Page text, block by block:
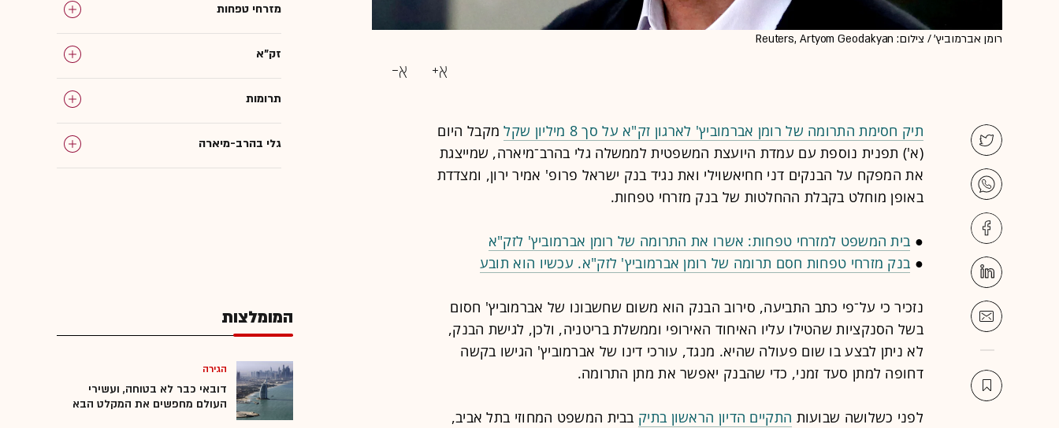
רומן אברמוביץ' / צילום: Reuters, Artyom Geodakyan
תיק חסימת התרומה של רומן אברמוביץ' לארגון זק"א על סך 8 מיליון שקל
מקבל היום
(א') תפנית נוספת עם עמדת היועצת המשפטית לממשלה גלי בהרב־מיארה, שמייצגת
את המפקח על הבנקים דני חחיאשוילי ואת נגיד בנק ישראל פרופ' אמיר ירון, ומצדדת
באופן מוחלט בקבלת ההחלטות של בנק מזרחי טפחות.
● בית המשפט למזרחי טפחות: אשרו את התרומה של רומן אברמוביץ' לזק"א
● בנק מזרחי טפחות חסם תרומה של רומן אברמוביץ' לזק"א. עכשיו הוא תובע
נזכיר כי על־פי כתב התביעה, סירוב הבנק הוא משום שחשבונו של אברמוביץ' חסום
בשל הסנקציות שהטילו עליו האיחוד האירופי וממשלת בריטניה, ולכן, לגישת הבנק,
לא ניתן לבצע בו שום פעולה שהיא. מנגד, עורכי דינו של אברמוביץ' הגישו בקשה
דחופה למתן סעד זמני, כדי שהבנק יאפשר את מתן התרומה.
לפני כשלושה שבועות התקיים הדיון הראשון בתיק בבית המשפט המחוזי בתל אביב,
מזרחי טפחות
זק"א
תרומות
גלי בהרב-מיארה
המומלצות
הגירה
דובאי כבר לא בטוחה, ועשירי
העולם מחפשים את המקלט הבא